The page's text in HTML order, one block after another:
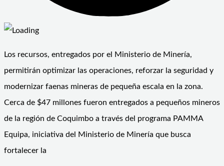
Los recursos, entregados por el Ministerio de Minería,
permitirán optimizar las operaciones, reforzar la seguridad y
modernizar faenas mineras de pequeña escala en la zona.
Cerca de $47 millones fueron entregados a pequeños mineros
de la región de Coquimbo a través del programa PAMMA
Equipa, iniciativa del Ministerio de Minería que busca
fortalecer la